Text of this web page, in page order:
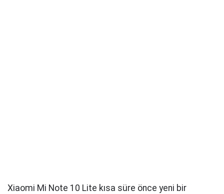
Xiaomi Mi Note 10 Lite kısa süre önce yeni bir